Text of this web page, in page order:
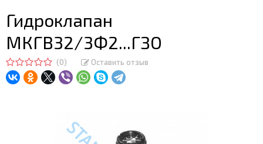
Гидроклапан
МКГВ32/3Ф2...ГЗО
(0) Оставить отзыв